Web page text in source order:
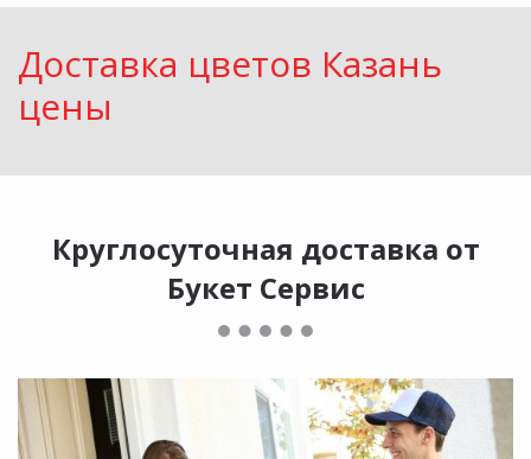
Доставка цветов Казань
цены
Круглосуточная доставка от
Букет Сервис